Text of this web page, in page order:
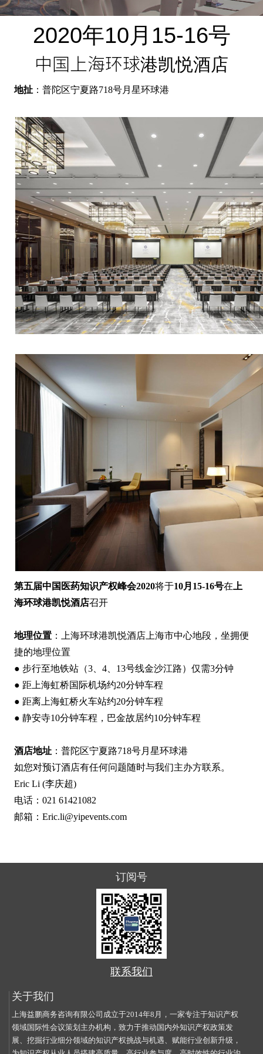
2020年10月15-16号
中国上海环球港凯悦酒店
地扯：普陀区宁夏路718号月星环球港
第五届中国医药知识产权峰会2020将于10月15-16号在 上
海环球港凯悦酒店召开
地理位置：上海环球港凯悦酒店上海市中心地段，坐拥便
捷的地理位置
● 步行至地铁站（3、4、13号线金沙江路）仅需3分钟
● 距上海虹桥国际机场约20分钟车程
● 距离上海虹桥火车站约20分钟车程
● 静安寺10分钟车程，巴金故居约10分钟车程
酒店地址：普陀区宁夏路718号月星环球港
如您对预订酒店有任何问题随时与我们主办方联系。
Eric Li (李庆超)
电话：021 61421082
邮箱：Eric.li@yipevents.com
订阅号
联系我们
关于我们
上海益鹏商务咨询有限公司成立于2014年8月，一家专注于知识产权
领域国际性会议策划主办机构，致力于推动国内外知识产权政策发
展、挖掘行业细分领域的知识产权挑战与机遇、赋能行业创新升级，